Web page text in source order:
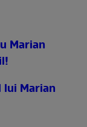
Marian
Marian